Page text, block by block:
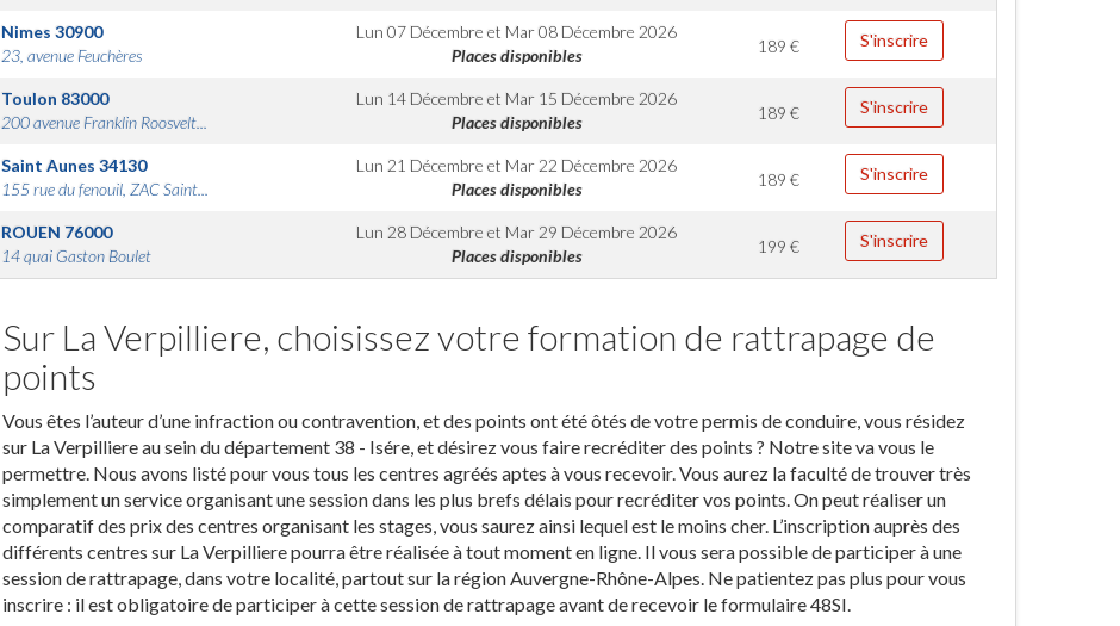
Nimes 30900
23, avenue Feuchères
Lun 07 Décembre et Mar 08 Décembre 2026
Places disponibles
189€ S'inscrire
Toulon 83000
200 avenue Franklin Roosvelt...
Lun 14 Décembre et Mar 15 Décembre 2026
Places disponibles
189€ S'inscrire
Saint Aunes 34130
155 rue du fenouil, ZAC Saint...
Lun 21 Décembre et Mar 22 Décembre 2026
Places disponibles
189€ S'inscrire
ROUEN 76000
14 quai Gaston Boulet
Lun 28 Décembre et Mar 29 Décembre 2026
Places disponibles
199€ S'inscrire
Sur La Verpilliere, choisissez votre formation de rattrapage de
points
Vous êtes l’auteur d’une infraction ou contravention, et des points ont été ôtés de votre permis de conduire, vous résidez
sur La Verpilliere au sein du département 38 - Isére, et désirez vous faire recréditer des points ? Notre site va vous le
permettre. Nous avons listé pour vous tous les centres agréés aptes à vous recevoir. Vous aurez la faculté de trouver très
simplement un service organisant une session dans les plus brefs délais pour recréditer vos points. On peut réaliser un
comparatif des prix des centres organisant les stages, vous saurez ainsi lequel est le moins cher. L’inscription auprès des
différents centres sur La Verpilliere pourra être réalisée à tout moment en ligne. Il vous sera possible de participer à une
session de rattrapage, dans votre localité, partout sur la région Auvergne-Rhône-Alpes. Ne patientez pas plus pour vous
inscrire : il est obligatoire de participer à cette session de rattrapage avant de recevoir le formulaire 48SI.